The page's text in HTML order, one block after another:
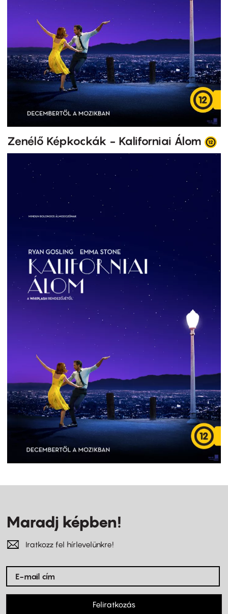
Zenélő Képkockák - Kaliforniai Álom
Maradj képben!
Iratkozz fel hírlevelünkre!
Feliratkozás